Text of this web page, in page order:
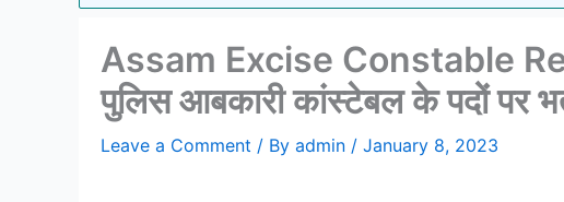
Assam Excise Constable
पुलिस आबकारी कांस्टेबल के पदों पर
Leave a Comment / By admin / January 8, 2023